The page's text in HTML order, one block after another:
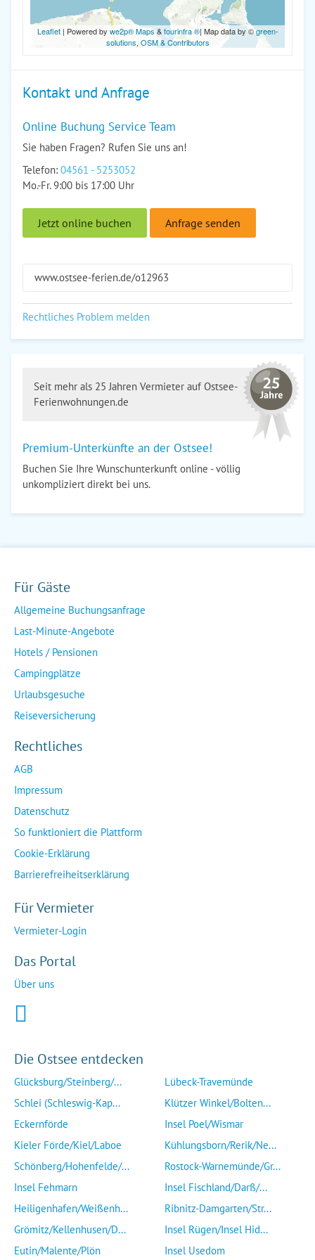
Leaflet| Powered by we2p® Maps&tourinfra ®| Map data by ©green-
solutions, OSM & Contributors
Kontakt und Anfrage
Online Buchung Service Team
Sie haben Fragen? Rufen Sie uns an!
Telefon: 04561 - 5253052
Mo.-Fr. 9:00 bis 17:00 Uhr
Jetzt online buchen Anfrage senden
www.ostsee-ferien.de/o12963
Rechtliches Problem melden
Seit mehr als 25 Jahren Vermieter auf Ostsee-
Ferienwohnungen.de
Premium-Unterkünfte an der Ostsee!
Buchen Sie Ihre Wunschunterkunft online - völlig
unkompliziert direkt bei uns.
Für Gäste
Allgemeine Buchungsanfrage
Last-Minute-Angebote
Hotels / Pensionen
Campingplätze
Urlaubsgesuche
Reiseversicherung
Rechtliches
AGB
Impressum
Datenschutz
So funktioniert die Plattform
Cookie-Erklärung
Barrierefreiheitserklärung
Für Vermieter
Vermieter-Login
Das Portal
Über uns
Die Ostsee entdecken
Glücksburg/Steinberg/...
Schlei (Schleswig-Kap...
Eckernförde
Kieler Förde/Kiel/Laboe
Schönberg/Hohenfelde/...
Insel Fehmarn
Heiligenhafen/Weißenh...
Grömitz/Kellenhusen/D...
Eutin/Malente/Plön
Lübeck-Travemünde
Klützer Winkel/Bolten...
Insel Poel/Wismar
Kühlungsborn/Rerik/Ne...
Rostock-Warnemünde/Gr...
Insel Fischland/Darß/...
Ribnitz-Damgarten/Str...
Insel Rügen/Insel Hid...
Insel Usedom